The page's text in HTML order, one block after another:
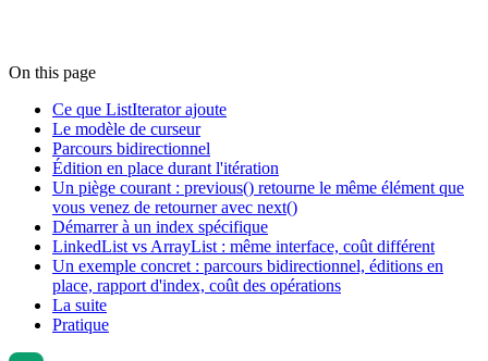
On this page
Ce que ListIterator ajoute
Le modèle de curseur
Parcours bidirectionnel
Édition en place durant l'itération
Un piège courant : previous() retourne le même élément que
vous venez de retourner avec next()
Démarrer à un index spécifique
LinkedList vs ArrayList : même interface, coût différent
Un exemple concret : parcours bidirectionnel, éditions en
place, rapport d'index, coût des opérations
La suite
Pratique